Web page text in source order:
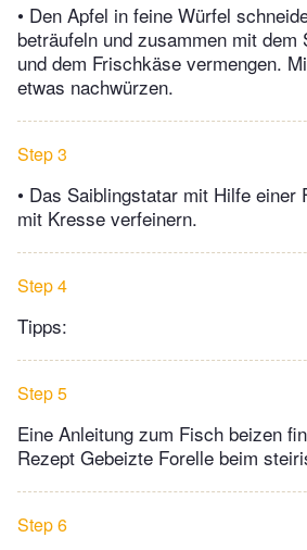
• Den Apfel in feine Würfel
beträufeln und zusammen mit dem
und dem Frischkäse vermengen.
etwas nachwürzen.
Step 3
• Das Saiblingstatar mit Hilfe einer
mit Kresse verfeinern.
Step 4
Tipps:
Step 5
Eine Anleitung zum Fisch beizen
Rezept Gebeizte Forelle beim
Step 6